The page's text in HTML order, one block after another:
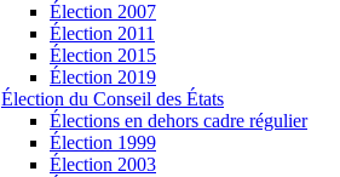
Élection 2007
Élection 2011
Élection 2015
Élection 2019
Élection du Conseil des États
Élections en dehors cadre régulier
Élection 1999
Élection 2003